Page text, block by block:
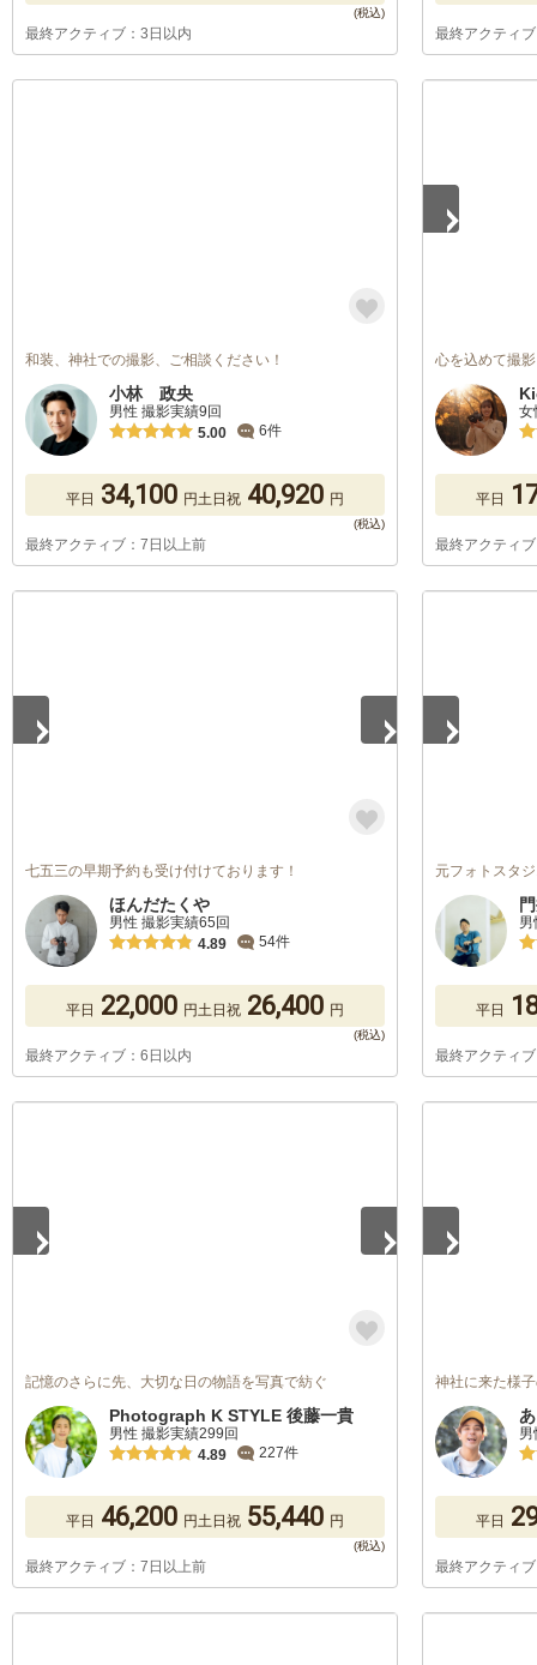
最終アクティブ：3日以内 最終アクティ
和装、神社での撮影、ご相談ください！
小林 政央
男性 撮影実績9回
5.00
6件
平日 34,100 円土日祝 40,920 円
最終アクティブ：7日以上前
心を込めて撮
女
平日
最終アクティ
七五三の早期予約も受け付けております！
ほんだたくや
男性 撮影実績65回
4.89
54件
平日 22,000 円土日祝 26,400 円
最終アクティブ：6日以内
元フォトスタ
平日
最終アクティ
記憶のさらに先、大切な日の物語を写真で紡ぐ
Photograph K STYLE 後藤一貴
男性 撮影実績299回
4.89
227件
平日 46,200 円土日祝 55,440 円
最終アクティブ：7日以上前
神社に来た様
平日
最終アクティ